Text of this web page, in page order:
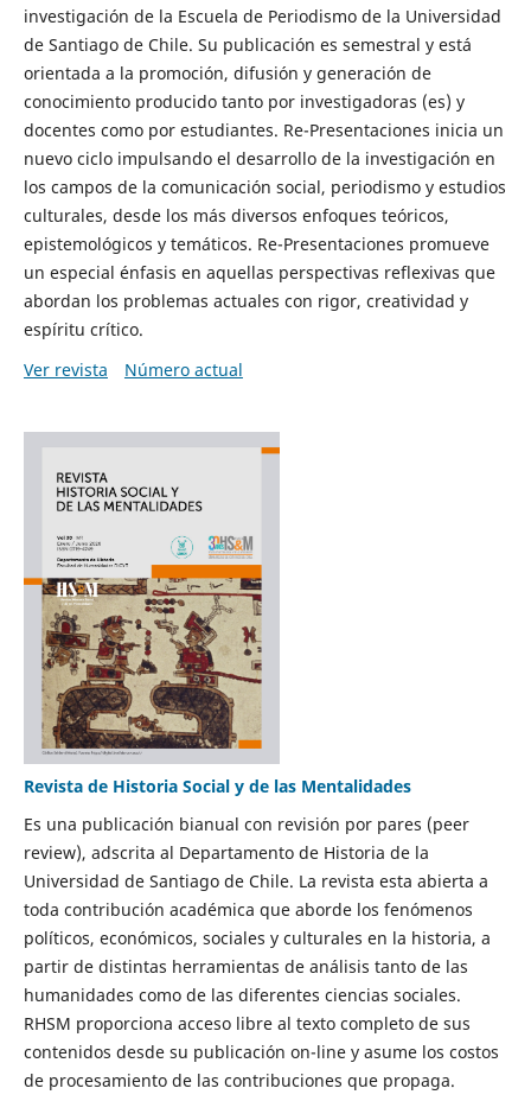
investigación de la Escuela de Periodismo de la Universidad
de Santiago de Chile. Su publicación es semestral y está
orientada a la promoción, difusión y generación de
conocimiento producido tanto por investigadoras (es) y
docentes como por estudiantes. Re-Presentaciones inicia un
nuevo ciclo impulsando el desarrollo de la investigación en
los campos de la comunicación social, periodismo y estudios
culturales, desde los más diversos enfoques teóricos,
epistemológicos y temáticos. Re-Presentaciones promueve
un especial énfasis en aquellas perspectivas reflexivas que
abordan los problemas actuales con rigor, creatividad y
espíritu crítico.
Ver revista
Número actual
Revista de Historia Social y de las Mentalidades
Es una publicación bianual con revisión por pares (peer
review), adscrita al Departamento de Historia de la
Universidad de Santiago de Chile. La revista esta abierta a
toda contribución académica que aborde los fenómenos
políticos, económicos, sociales y culturales en la historia, a
partir de distintas herramientas de análisis tanto de las
humanidades como de las diferentes ciencias sociales.
RHSM proporciona acceso libre al texto completo de sus
contenidos desde su publicación on-line y asume los costos
de procesamiento de las contribuciones que propaga.